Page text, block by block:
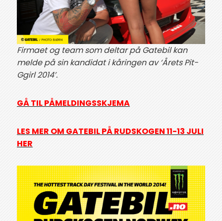
Firmaet og team som deltar på Gatebil kan
melde på sin kandidat i kåringen av ‘Årets Pit-
Ggirl 2014’.
GÅ TIL PÅMELDINGSSKJEMA
LES MER OM GATEBIL PÅ RUDSKOGEN 11-13 JULI
HER